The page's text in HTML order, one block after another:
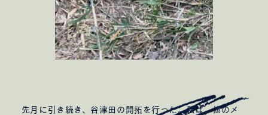
とんかつ仙成屋
Nk さんのための家
Shさんのための家
先月に引き続き、谷津田の開拓を行った。私は、他のメ